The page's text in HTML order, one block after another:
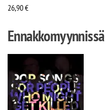
26,90€
Ennakkomyynnissä